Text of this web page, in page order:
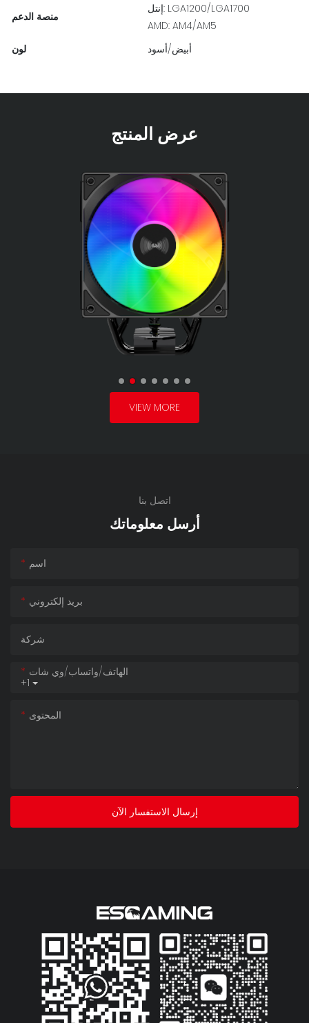
منصة الدعم
إنتل: LGA1200/LGA1700
AMD: AM4/AM5
لون
أبيض/أسود
عرض المنتج
VIEW MORE
اتصل بنا
أرسل معلوماتك
اسم
بريد إلكتروني
شركة
+1
الهاتف/واتساب/وي شات
المحتوى
إرسال الاستفسار الآن